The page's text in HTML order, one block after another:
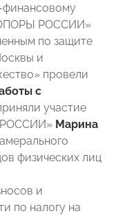
финансовому
РОССИИ»
по защите
и
провели
с
участие
РОССИИ» Марина
физических лиц
и
по налогу на